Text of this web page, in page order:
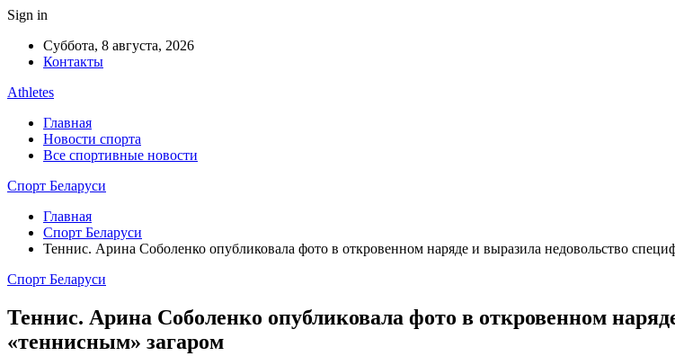
Sign in
Суббота, 8 августа, 2026
Контакты
Athletes
Главная
Новости спорта
Все спортивные новости
Спорт Беларуси
Главная
Спорт Беларуси
Теннис. Арина Соболенко опубликовала фото в откровенном наряде и выразила недовольство
Спорт Беларуси
Теннис. Арина Соболенко опубликовала фото в откровенном
«теннисным» загаром